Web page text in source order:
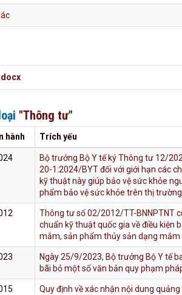
"Thông tư"
hành Trích yếu
Bộ trưởng Bộ Y tế ký Thông tư 12/
20-1:2024/BYT đối với giới hạn các
kỹ thuật này giúp bảo vệ sức khỏe
phẩm bảo vệ sức khỏe trên thị trường
Thông tư số 02/2012/TT-BNNPTNT
chuẩn kỹ thuật quốc gia về điều kiện
mắm, sản phẩm thủy sản dạng
Ngày 25/9/2023, Bộ trưởng Bộ Y tế
bãi bỏ một số văn bản quy phạm
Quy định về xác nhận nội dung